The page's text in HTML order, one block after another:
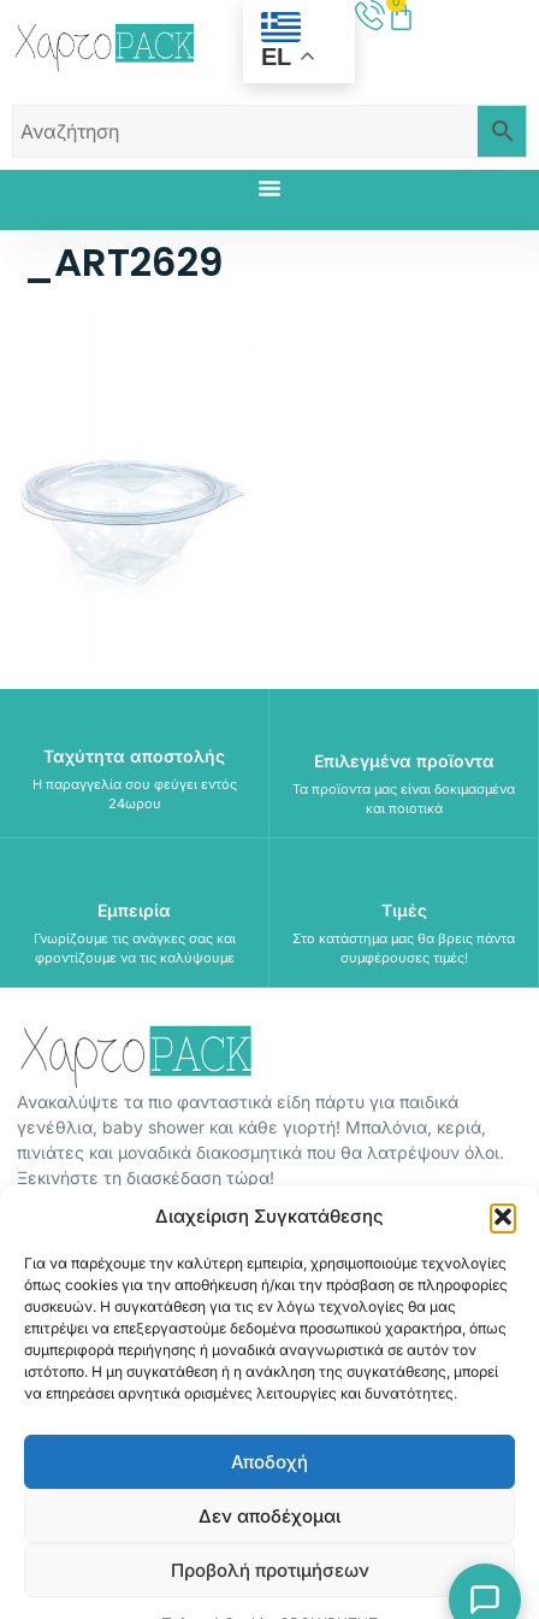
Διαχείριση Συγκατάθεσης
Για να παρέχουμε την καλύτερη εμπειρία, χρησιμοποιούμε τεχνολογίες
όπως cookies για την αποθήκευση ή/και την πρόσβαση σε πληροφορίες
συσκευών. Η συγκατάθεση για τις εν λόγω τεχνολογίες θα μας
επιτρέψει να επεξεργαστούμε δεδομένα προσωπικού χαρακτήρα, όπως
συμπεριφορά περιήγησης ή μοναδικά αναγνωριστικά σε αυτόν τον
ιστότοπο. Η μη συγκατάθεση ή η ανάκληση της συγκατάθεσης, μπορεί
να επηρεάσει αρνητικά ορισμένες λειτουργίες και δυνατότητες.
Αποδοχή
Δεν αποδέχομαι
Προβολή προτιμήσεων
EL
_ART2629
Ταχύτητα αποστολής
Η παραγγελία σου φεύγει εντός
24ωρου
Επιλεγμένα προϊοντα
Τα προϊοντα μας είναι δοκιμασμένα
και ποιοτικά
Εμπειρία
Γνωρίζουμε τις ανάγκες σας και
φροντίζουμε να τις καλύψουμε
Τιμές
Στο κατάστημα μας θα βρεις πάντα
συμφέρουσες τιμές!
Ανακαλύψτε τα πιο φανταστικά είδη πάρτυ για παιδικά
γενέθλια, baby shower και κάθε γιορτή! Μπαλόνια, κεριά,
πινιάτες και μοναδικά διακοσμητικά που θα λατρέψουν όλοι.
Ξεκινήστε τη διασκέδαση τώρα!
ΟΡΟΙ ΧΡΗΣΗΣ
ΠΟΛΙΤΙΚΗ ΑΠΟΡΡΗΤΟΥ
ABOUT
ΕΠΙΚΟΙΝΩΝΙΑ
Copyright © 2026 Mediaspot.gr Κατασκευή ιστοσελίδων